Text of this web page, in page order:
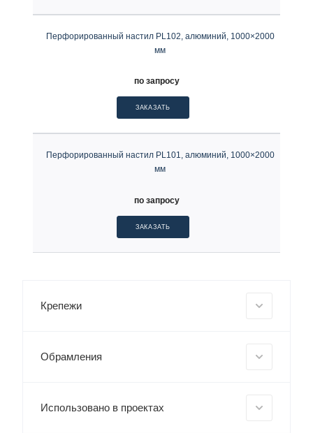
Перфорированный настил PL102, алюминий, 1000×2000
мм
по запросу
ЗАКАЗАТЬ
Перфорированный настил PL101, алюминий, 1000×2000
мм
по запросу
ЗАКАЗАТЬ
Крепежи
Обрамления
Использовано в проектах